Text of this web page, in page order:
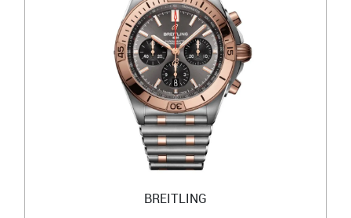
BREITLING